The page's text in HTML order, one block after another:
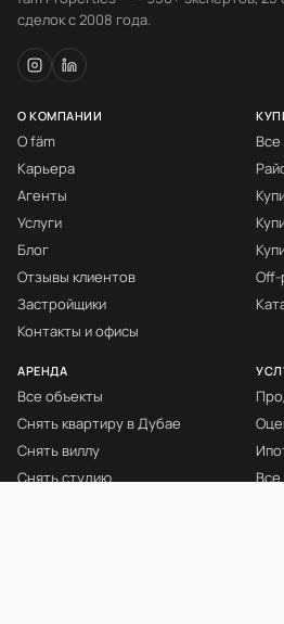
сделок с 2008 года.
О КОМПАНИИ
О fäm
Карьера
Агенты
Услуги
Блог
Отзывы клиентов
Застройщики
Контакты и офисы
Off-
АРЕНДА
Все объекты
Снять квартиру в Дубае
Снять виллу
Снять студию
Все